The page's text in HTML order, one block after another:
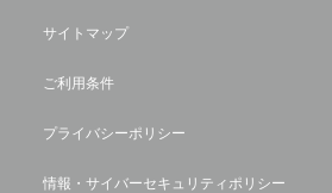
サイトマップ
ご利用条件
プライバシーポリシー
情報・サイバーセキュリティポリシー